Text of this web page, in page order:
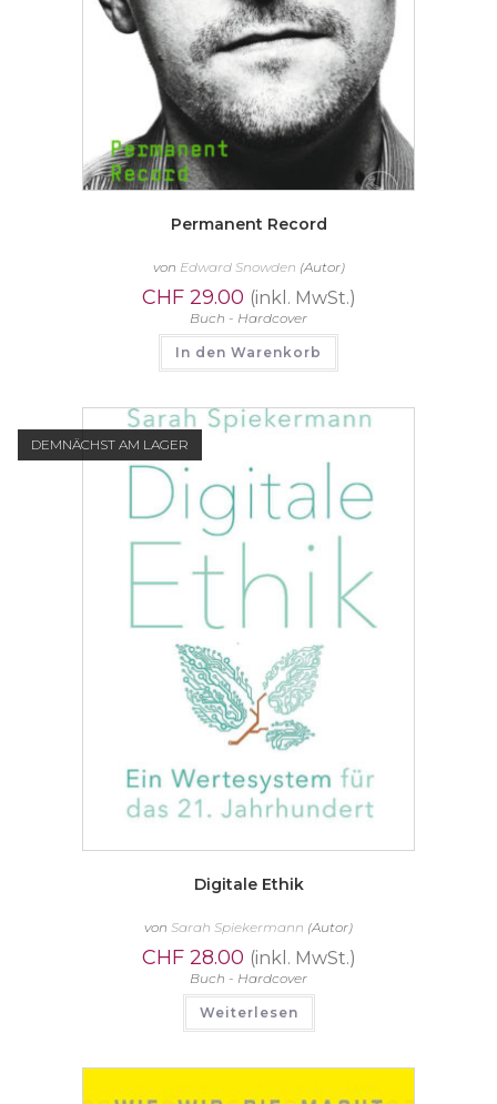
Permanent Record
von Edward Snowden (Autor)
CHF29.00 (inkl. MwSt.)
Buch - Hardcover
In den Warenkorb
DEMNÄCHST AM LAGER
Digitale Ethik
von Sarah Spiekermann (Autor)
CHF28.00 (inkl. MwSt.)
Buch - Hardcover
Weiterlesen